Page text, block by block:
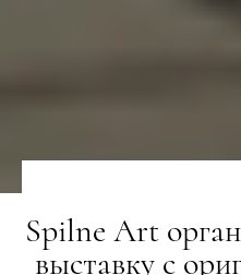
Spilne Art
выставку с